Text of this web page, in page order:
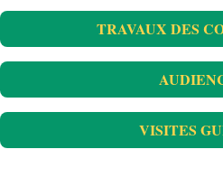
TRAVAUX DES
VISITES